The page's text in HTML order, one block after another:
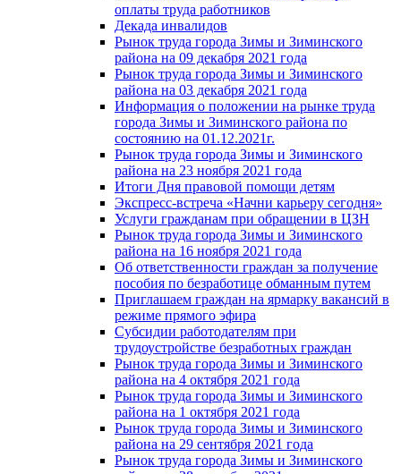
оплаты труда работников
Декада инвалидов
Рынок труда города Зимы и Зиминского
района на 09 декабря 2021 года
Рынок труда города Зимы и Зиминского
района на 03 декабря 2021 года
Информация о положении на рынке труда
города Зимы и Зиминского района по
состоянию на 01.12.2021г.
Рынок труда города Зимы и Зиминского
района на 23 ноября 2021 года
Итоги Дня правовой помощи детям
Экспресс-встреча «Начни карьеру сегодня»
Услуги гражданам при обращении в ЦЗН
Рынок труда города Зимы и Зиминского
района на 16 ноября 2021 года
Об ответственности граждан за получение
пособия по безработице обманным путем
Приглашаем граждан на ярмарку вакансий в
режиме прямого эфира
Субсидии работодателям при
трудоустройстве безработных граждан
Рынок труда города Зимы и Зиминского
района на 4 октября 2021 года
Рынок труда города Зимы и Зиминского
района на 1 октября 2021 года
Рынок труда города Зимы и Зиминского
района на 29 сентября 2021 года
Рынок труда города Зимы и Зиминского